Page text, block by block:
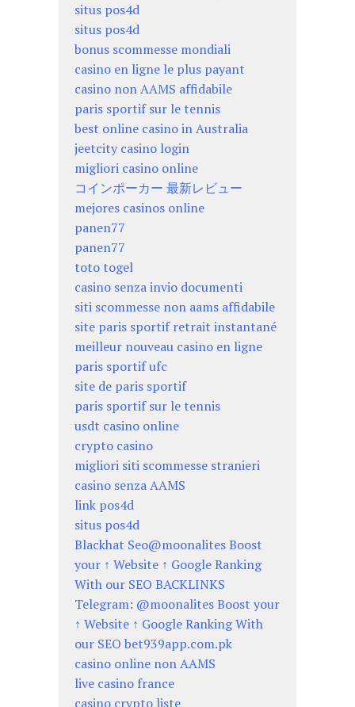
situs pos4d
situs pos4d
bonus scommesse mondiali
casino en ligne le plus payant
casino non AAMS affidabile
paris sportif sur le tennis
best online casino in Australia
jeetcity casino login
migliori casino online
コインポーカー 最新レビュー
mejores casinos online
panen77
panen77
toto togel
casino senza invio documenti
siti scommesse non aams affidabile
site paris sportif retrait instantané
meilleur nouveau casino en ligne
paris sportif ufc
site de paris sportif
paris sportif sur le tennis
usdt casino online
crypto casino
migliori siti scommesse stranieri
casino senza AAMS
link pos4d
situs pos4d
Blackhat Seo@moonalites Boost
your ↑ Website ↑ Google Ranking
With our SEO BACKLINKS
Telegram: @moonalites Boost your
↑ Website ↑ Google Ranking With
our SEO bet939app.com.pk
casino online non AAMS
live casino france
casino crypto liste